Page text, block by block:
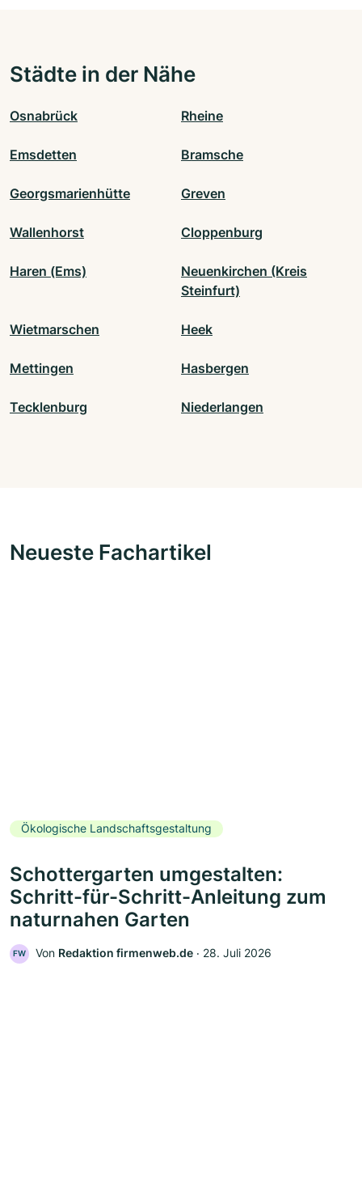
Städte in der Nähe
Osnabrück Rheine
Emsdetten Bramsche
Georgsmarienhütte Greven
Wallenhorst Cloppenburg
Haren (Ems)
Neuenkirchen (Kreis
Steinfurt)
Wietmarschen Heek
Mettingen Hasbergen
Tecklenburg Niederlangen
Neueste Fachartikel
Ökologische Landschaftsgestaltung
Schottergarten umgestalten:
Schritt-für-Schritt-Anleitung zum
naturnahen Garten
FW Von Redaktion firmenweb.de ‧ 28. Juli 2026